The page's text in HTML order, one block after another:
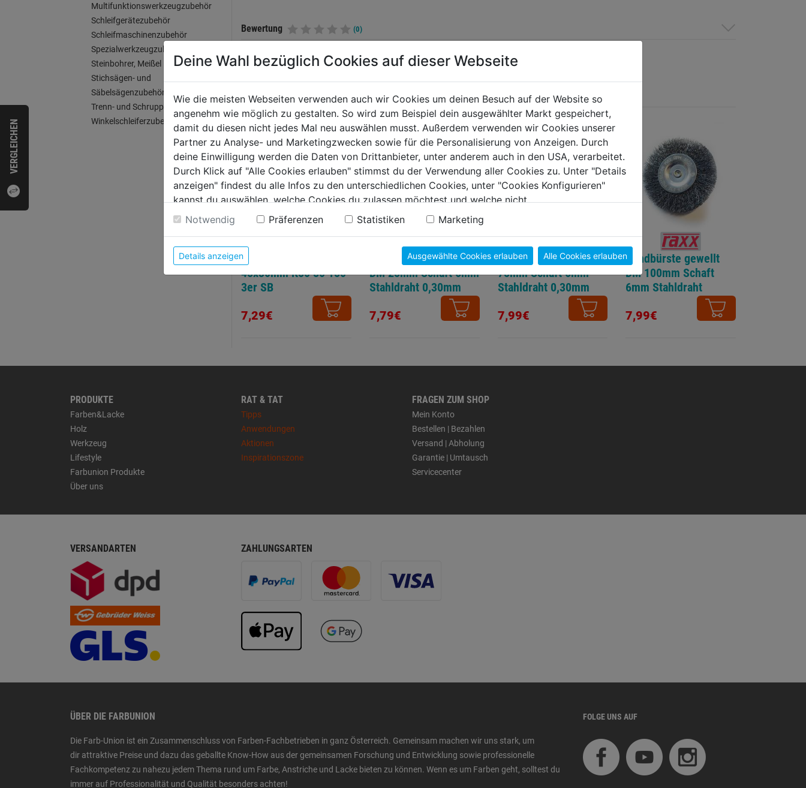
VERGLEICHEN
Multifunktionswerkzeugzubehör
Schleifgerätezubehör
Schleifmaschinenzubehör
Spezialwerkzeugzubehör
Steinbohrer, Meißel
Stichsägen- und
Säbelsägenzubehör
Trenn- und Schruppscheiben
Winkelschleiferzubehör
Bewertung (0)
WEITERE PRODUKTE AUS DIESER KATEGORIE
Schleifbandset
45x30mm K50 80 150
3er SB
7,29€
Pinselbürste gewellt
DM 25mm Schaft 6mm
Stahldraht 0,30mm
7,79€
Topfbürste gewellt DM
75mm Schaft 6mm
Stahldraht 0,30mm
7,99€
Rundbürste gewellt
DM 100mm Schaft
6mm Stahldraht
7,99€
PRODUKTE
Farben&Lacke
Holz
Werkzeug
Lifestyle
Farbunion Produkte
Über uns
RAT & TAT
Tipps
Anwendungen
Aktionen
Inspirationszone
FRAGEN ZUM SHOP
Mein Konto
Bestellen | Bezahlen
Versand | Abholung
Garantie | Umtausch
Servicecenter
VERSANDARTEN ZAHLUNGSARTEN
ÜBER DIE FARBUNION
Die Farb-Union ist ein Zusammenschluss von Farben-Fachbetrieben in ganz Österreich. Gemeinsam machen wir uns stark, um
dir attraktive Preise und dazu das geballte Know-How aus der gemeinsamen Forschung und Entwicklung sowie professionelle
Fachkompetenz zu nahezu jedem Thema rund um Farbe, Anstriche und Lacke bieten zu können. Wenn es um Farben geht, solltest du
immer auf Professionalität und Qualität besonders achten!
FOLGE UNS AUF
Deine Wahl bezüglich Cookies auf dieser Webseite
Wie die meisten Webseiten verwenden auch wir Cookies um deinen Besuch auf der Website so
angenehm wie möglich zu gestalten. So wird zum Beispiel dein ausgewählter Markt gespeichert,
damit du diesen nicht jedes Mal neu auswählen musst. Außerdem verwenden wir Cookies unserer
Partner zu Analyse- und Marketingzwecken sowie für die Personalisierung von Anzeigen. Durch
deine Einwilligung werden die Daten von Drittanbieter, unter anderem auch in den USA, verarbeitet.
Durch Klick auf "Alle Cookies erlauben" stimmst du der Verwendung aller Cookies zu. Unter "Details
anzeigen" findest du alle Infos zu den unterschiedlichen Cookies, unter "Cookies Konfigurieren"
kannst du auswählen, welche Cookies du zulassen möchtest und welche nicht.
Weitere Informationen findest du in unserer Datenschutzerklärung
Notwendig Präferenzen Statistiken Marketing
Details anzeigen Ausgewählte Cookies erlauben Alle Cookies erlauben